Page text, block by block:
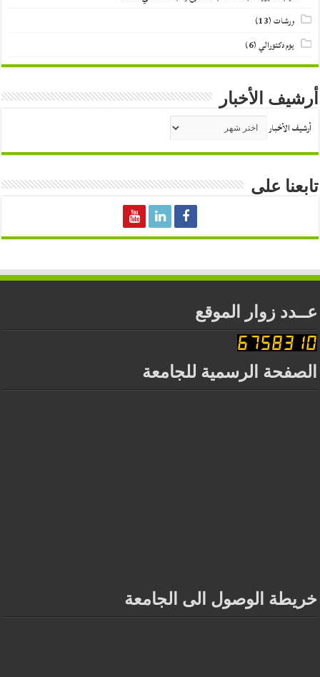
ورشات(13)
يوم دكتورالي(6)
أرشيف الأخبار
أرشيف الأخبار
تابعنا على
عــدد زوار الموقع
الصفحة الرسمية للجامعة
خريطة الوصول الى الجامعة